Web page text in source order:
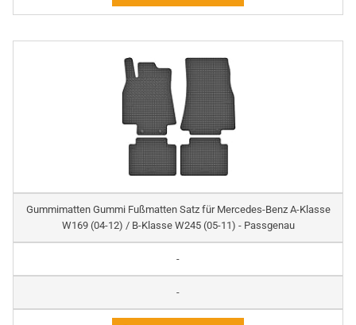
Gummimatten Gummi Fußmatten Satz für Mercedes-Benz A-Klasse
W169 (04-12) / B-Klasse W245 (05-11) - Passgenau
-
-